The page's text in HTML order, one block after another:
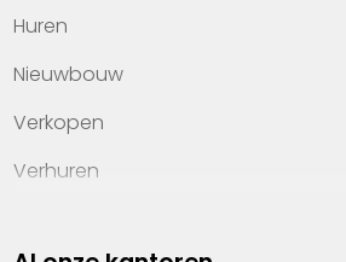
Huren
Nieuwbouw
Verkopen
Verhuren